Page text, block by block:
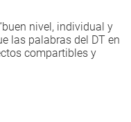
nivel, individual y
las palabras del DT en
compartibles y